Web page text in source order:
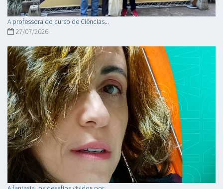
A professora do curso de Ciências...
27/07/2026